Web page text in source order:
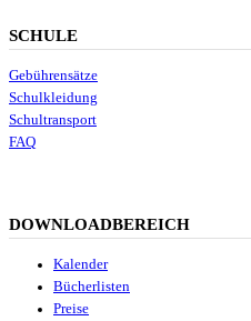
SCHULE
Gebührensätze
Schulkleidung
Schultransport
FAQ
DOWNLOADBEREICH
Kalender
Bücherlisten
Preise